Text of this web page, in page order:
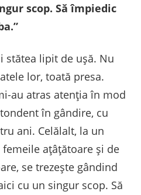
scop. Să împiedic
stătea lipit de ușă. Nu
lor, toată presa.
au atras atenția în mod
în gândire, cu
ani. Celălalt, la un
ațâțătoare și de
se trezește gândind
cu un singur scop. Să